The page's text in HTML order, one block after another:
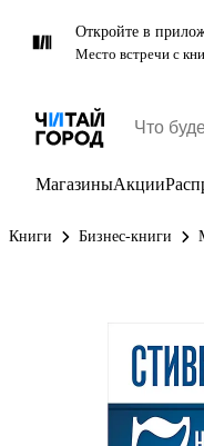
Откройте в
Место встречи с
МагазиныАкции
Книги Бизнес-книги